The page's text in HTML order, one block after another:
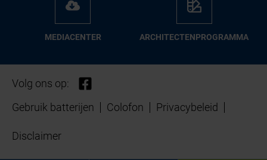
ME­DIA­CEN­TER AR­CHI­TEC­TEN­PRO­GRAM­MA
Volg ons op:
Gebruik batterijen
Colofon Privacybeleid
Disclaimer